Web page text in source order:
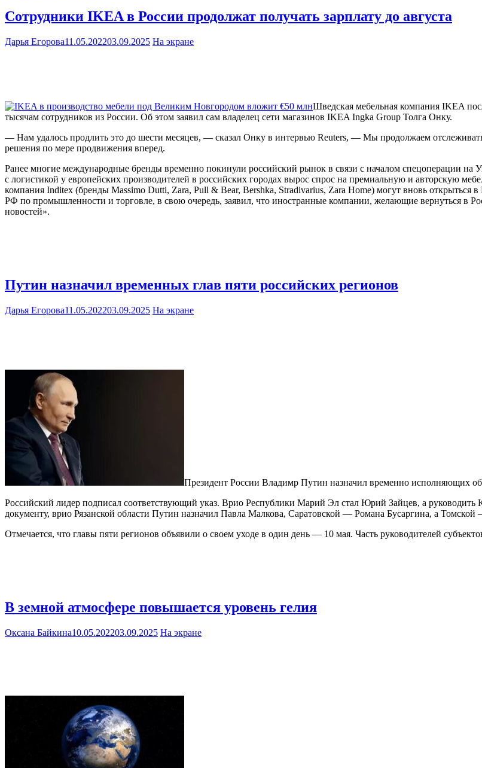
Сотрудники IKEA в России продолжат получать зарплату до августа
Дарья Егорова11.05.202203.09.2025 На экране
Шведская мебельная компания IKEA
тысячам сотрудников из России. Об этом заявил сам владелец сети магазинов IKEA Ingka Group Толга Онку.
— Нам удалось продлить это до шести месяцев, — сказал Онку в интервью Reuters, — Мы продолжаем
решения по мере продвижения вперед.
Ранее многие международные бренды временно покинули российский рынок в связи с началом спецоперации на
с логистикой у европейских производителей в российских городах вырос спрос на премиальную и авторскую
компания Inditex (бренды Massimo Dutti, Zara, Pull & Bear, Bershka, Stradivarius, Zara Home) могут вновь открыться
РФ по промышленности и торговле, в свою очередь, заявил, что иностранные компании, желающие вернуться в
новостей».
Путин назначил временных глав пяти российских регионов
Дарья Егорова11.05.202203.09.2025 На экране
Президент России Владимр Путин назначил временно исполняющих
Российский лидер подписал соответствующий указ. Врио Республики Марий Эл стал Юрий Зайцев, а руководить
документу, врио Рязанской области Путин назначил Павла Малкова, Саратовской — Романа Бусаргина, а
Отмечается, что главы пяти регионов объявили о своем уходе в один день — 10 мая. Часть руководителей
В земной атмосфере повышается уровень гелия
Оксана Байкина10.05.202203.09.2025 На экране